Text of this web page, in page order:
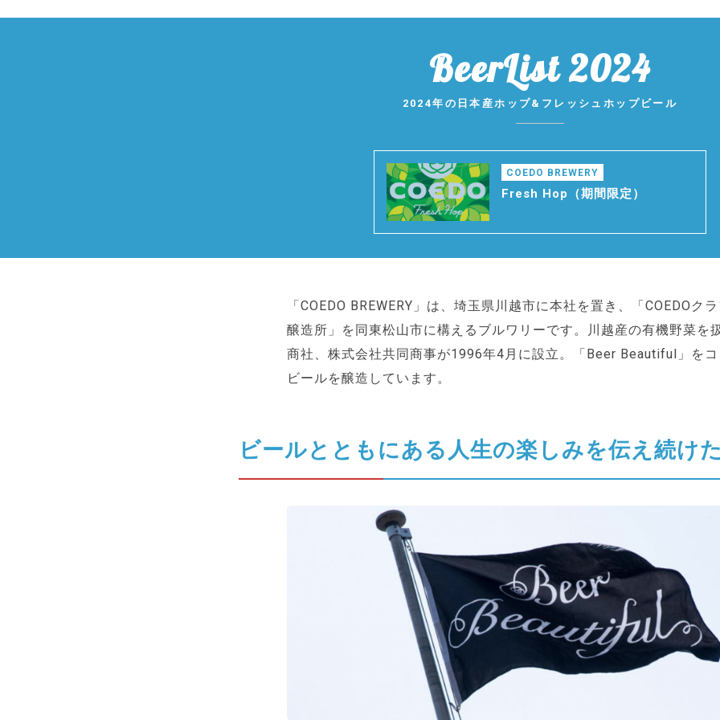
BeerList 2024
2024年の日本産ホップ&フレッシュホップビール
COEDO BREWERY
Fresh Hop （期間限定）
「COEDO BREWERY」は、埼玉県川越市に本社を置き、「COEDOク
醸造所」を同東松山市に構えるブルワリーです。川越産の有機野菜を
商社、株式会社共同商事が1996年4月に設立。「Beer Beautiful」を
ビールを醸造しています。
ビールとともにある人生の楽しみを伝え続け